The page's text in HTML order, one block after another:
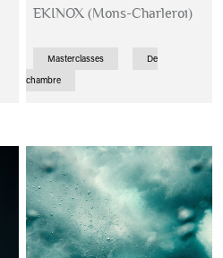
EKINOX (Mons-Charleroi)
Masterclasses
De
chambre